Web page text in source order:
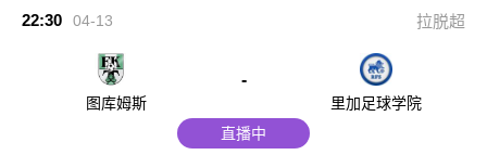
22:30 04-13 拉脱超
图库姆斯
-
里加足球学院
直播中